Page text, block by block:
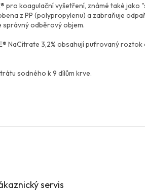
pro koagulační vyšetření, známé také
z PP (polypropylenu) a zabraňuje
odběrový objem.
NaCitrate 3,2% obsahují pufrovaný
sodného k 9 dílům krve.
servis